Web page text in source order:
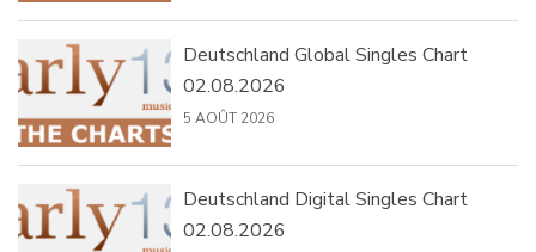
Deutschland Global Singles Chart
02.08.2026
5 AOÛT 2026
Deutschland Digital Singles Chart
02.08.2026